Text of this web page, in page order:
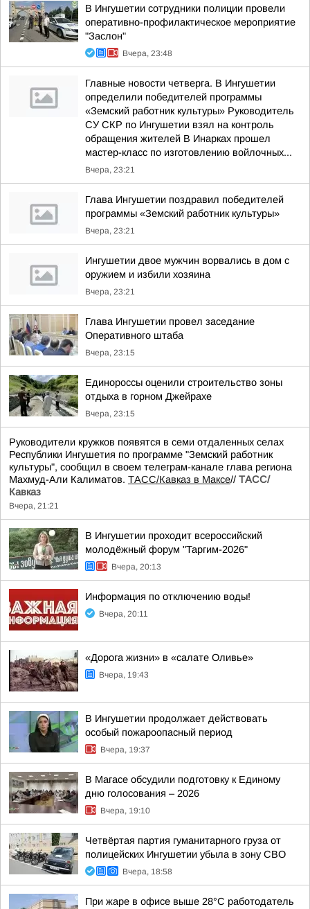
В Ингушетии сотрудники полиции провели
оперативно-профилактическое мероприятие
"Заслон"
Вчера, 23:48
Главные новости четверга. В Ингушетии
определили победителей программы
«Земский работник культуры» Руководитель
СУ СКР по Ингушетии взял на контроль
обращения жителей В Инарках прошел
мастер-класс по изготовлению войлочных...
Вчера, 23:21
Глава Ингушетии поздравил победителей
программы «Земский работник культуры»
Вчера, 23:21
Ингушетии двое мужчин ворвались в дом с
оружием и избили хозяина
Вчера, 23:21
Глава Ингушетии провел заседание
Оперативного штаба
Вчера, 23:15
Единороссы оценили строительство зоны
отдыха в горном Джейрахе
Вчера, 23:15
Руководители кружков появятся в семи отдаленных селах
Республики Ингушетия по программе "Земский работник
культуры", сообщил в своем телеграм-канале глава региона
Махмуд-Али Калиматов. ТАСС/Кавказ в Максе// ТАСС/
Кавказ
Вчера, 21:21
В Ингушетии проходит всероссийский
молодёжный форум "Таргим-2026"
Вчера, 20:13
Информация по отключению воды!
Вчера, 20:11
«Дорога жизни» в «салате Оливье»
Вчера, 19:43
В Ингушетии продолжает действовать
особый пожароопасный период
Вчера, 19:37
В Магасе обсудили подготовку к Единому
дню голосования – 2026
Вчера, 19:10
Четвёртая партия гуманитарного груза от
полицейских Ингушетии убыла в зону СВО
Вчера, 18:58
При жаре в офисе выше 28°C работодатель